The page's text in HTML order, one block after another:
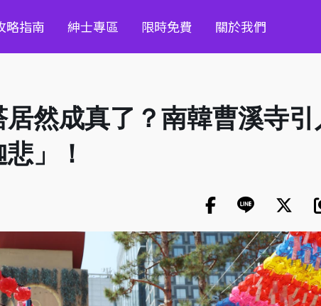
略指南 紳士專區 限時免費 關於我們
然成真了？南韓曹溪寺
」！